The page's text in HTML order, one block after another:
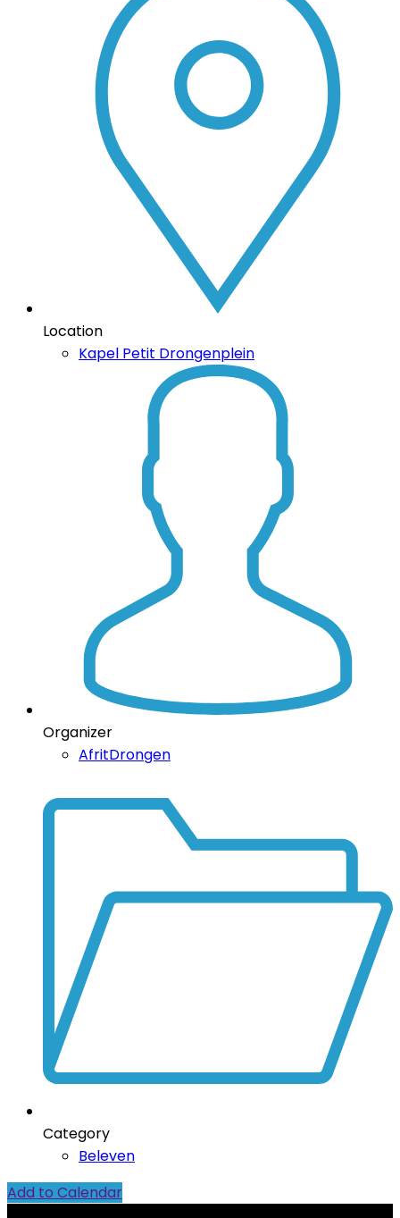
Location
Kapel Petit Drongenplein
Organizer
AfritDrongen
Category
Beleven
Add to Calendar